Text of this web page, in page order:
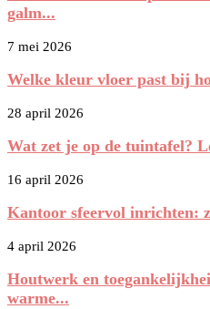
galm...
7 mei 2026
Welke kleur vloer past bij
28 april 2026
Wat zet je op de tuintafel?
16 april 2026
Kantoor sfeervol inrichten:
4 april 2026
Houtwerk en
warme...